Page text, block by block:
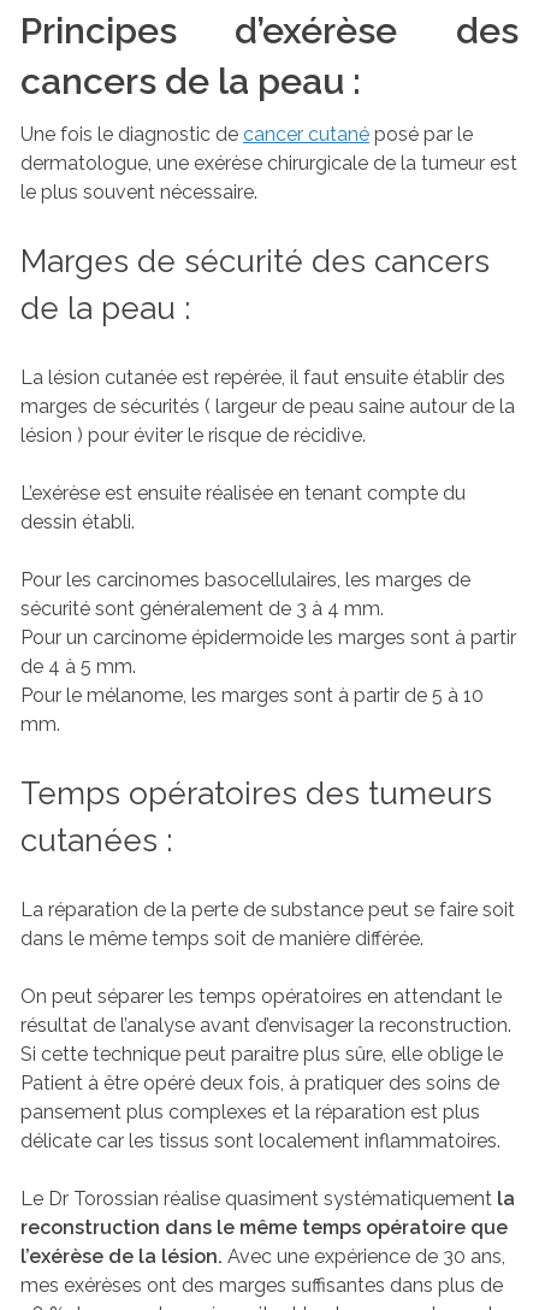
Principes d’exérèse des
cancers de la peau :
Une fois le diagnostic de cancer cutanéposé par le
dermatologue, une exérèse chirurgicale de la tumeur est
le plus souvent nécessaire.
Marges de sécurité des cancers
de la peau :
La lésion cutanée est repérée, il faut ensuite établir des
marges de sécurités ( largeur de peau saine autour de la
lésion ) pour éviter le risque de récidive.
L’exérèse est ensuite réalisée en tenant compte du
dessin établi.
Pour les carcinomes basocellulaires, les marges de
sécurité sont généralement de 3 à 4 mm.
Pour un carcinome épidermoide les marges sont à partir
de 4 à 5 mm.
Pour le mélanome, les marges sont à partir de 5 à 10
mm.
Temps opératoires des tumeurs
cutanées :
La réparation de la perte de substance peut se faire soit
dans le même temps soit de manière différée.
On peut séparer les temps opératoires en attendant le
résultat de l’analyse avant d’envisager la reconstruction.
Si cette technique peut paraitre plus sûre, elle oblige le
Patient à être opéré deux fois, à pratiquer des soins de
pansement plus complexes et la réparation est plus
délicate car les tissus sont localement inflammatoires.
Le Dr Torossian réalise quasiment systématiquement la
reconstruction dans le même temps opératoire que
l’exérèse de la lésion. Avec une expérience de 30 ans,
mes exérèses ont des marges suffisantes dans plus de